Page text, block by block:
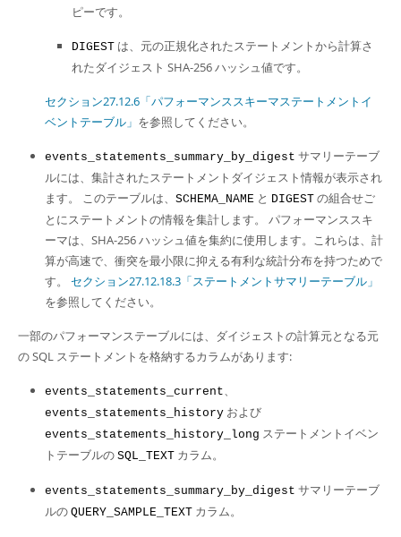
ピーです。
DIGEST は、元の正規化されたステートメントから計算さ
れたダイジェスト SHA-256 ハッシュ値です。
セクション27.12.6「パフォーマンススキーマステートメントイ
ベントテーブル」 を参照してください。
events_statements_summary_by_digest サマリーテーブ
ルには、集計されたステートメントダイジェスト情報が表示され
ます。 このテーブルは、 SCHEMA_NAME と DIGEST の組合せご
とにステートメントの情報を集計します。 パフォーマンススキ
ーマは、SHA-256 ハッシュ値を集約に使用します。これらは、計
算が高速で、衝突を最小限に抑える有利な統計分布を持つためで
す。 セクション27.12.18.3「ステートメントサマリーテーブル」
を参照してください。
一部のパフォーマンステーブルには、ダイジェストの計算元となる元
の SQL ステートメントを格納するカラムがあります:
events_statements_current、
events_statements_history および
events_statements_history_long ステートメントイベン
トテーブルの SQL_TEXT カラム。
events_statements_summary_by_digest サマリーテーブ
ルの QUERY_SAMPLE_TEXT カラム。